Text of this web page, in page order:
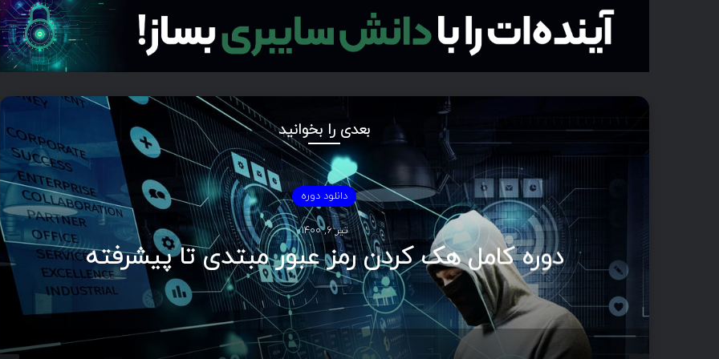
بعدی را بخوانید
دانلود دوره
تیر ۶, ۱۴۰۰
دوره کامل هک کردن رمز عبور مبتدی تا پیشرفته